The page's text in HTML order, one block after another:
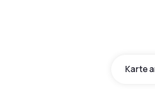
Karte